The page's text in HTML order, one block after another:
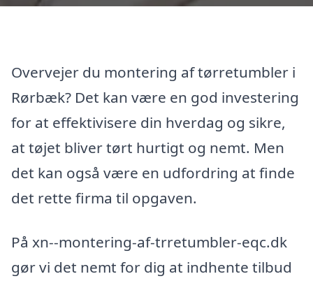
Overvejer du montering af tørretumbler i
Rørbæk? Det kan være en god investering
for at effektivisere din hverdag og sikre,
at tøjet bliver tørt hurtigt og nemt. Men
det kan også være en udfordring at finde
det rette firma til opgaven.
På xn--montering-af-trretumbler-eqc.dk
gør vi det nemt for dig at indhente tilbud